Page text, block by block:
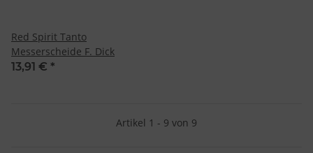
Red Spirit Tanto
Messerscheide F. Dick
13,91 € *
Artikel 1 - 9 von 9